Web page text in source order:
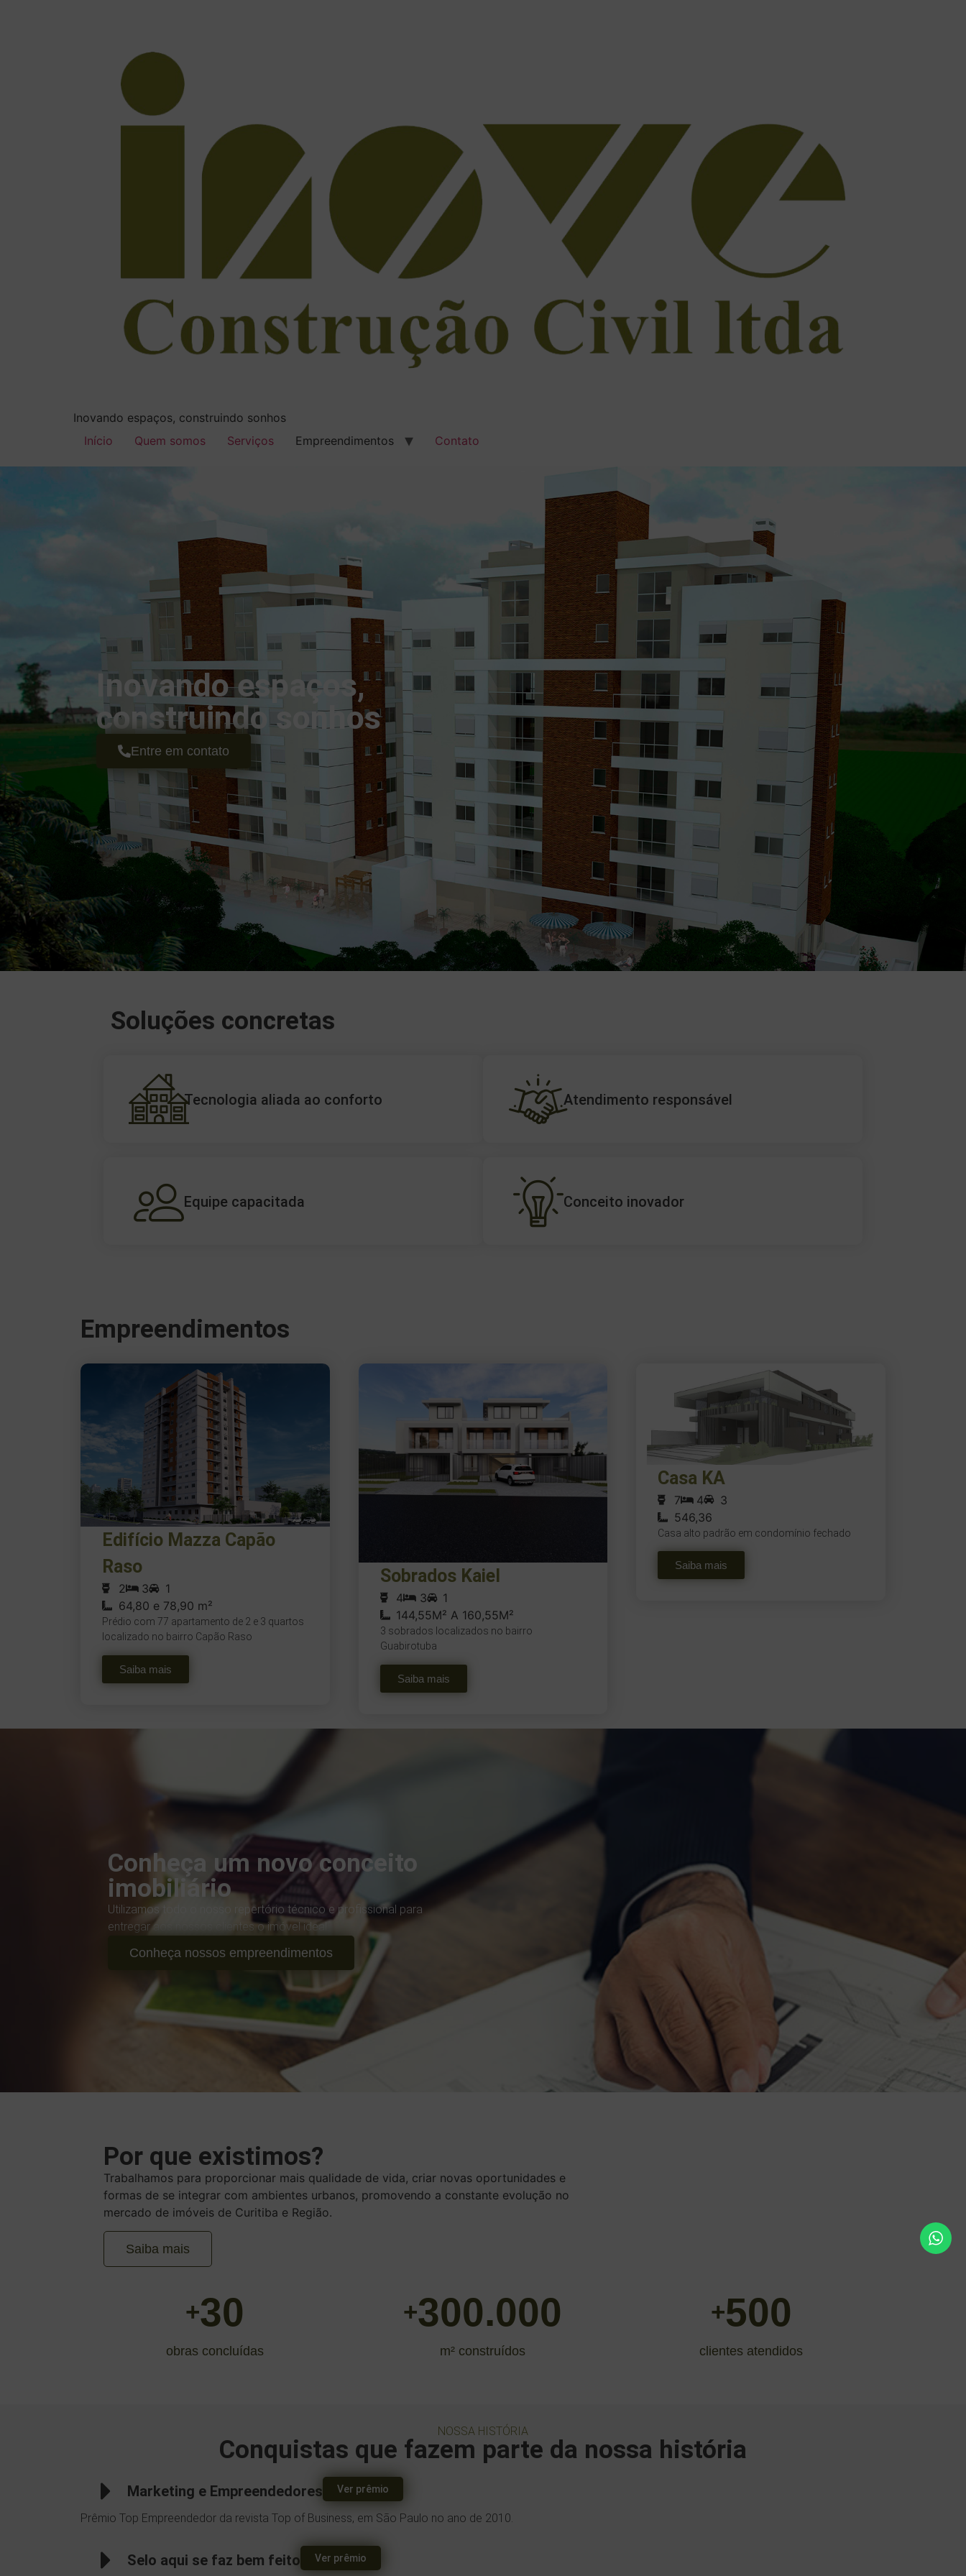
Inovando espaços, construindo sonhos
Início
Quem somos Serviços Empreendimentos Contato
Inovando espaços,
construindo sonhos
Entre em contato
Soluções concretas
Tecnologia aliada ao conforto Atendimento responsável
Equipe capacitada Conceito inovador
Empreendimentos
Edifício Mazza Capão
Raso
2 3
1
64,80 e 78,90 m²
Prédio com 77 apartamento de 2 e 3 quartos
localizado no bairro Capão Raso
Saiba mais
Sobrados Kaiel
4 3
1
144,55M² A 160,55M²
3 sobrados localizados no bairro
Guabirotuba
Saiba mais
Casa KA
7 4
3
546,36
Casa alto padrão em condomínio fechado
Saiba mais
Conheça um novo conceito
imobiliário
Utilizamos todo o nosso repertório técnico e profissional para
entregar aos nossos clientes o imóvel ideal.
Conheça nossos empreendimentos
Por que existimos?
Trabalhamos para proporcionar mais qualidade de vida, criar novas oportunidades e
formas de se integrar com ambientes urbanos, promovendo a constante evolução no
mercado de imóveis de Curitiba e Região.
Saiba mais
+30
obras concluídas
+300.000
m² construídos
+500
clientes atendidos
NOSSA HISTÓRIA
Conquistas que fazem parte da nossa história
Marketing e Empreendedores Ver prêmio
Prêmio Top Empreendedor da revista Top of Business, em São Paulo no ano de 2010.
Selo aqui se faz bem feito Ver prêmio